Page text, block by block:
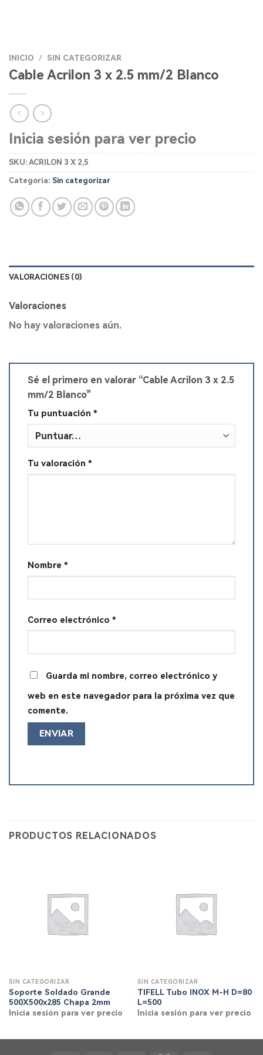
INICIO / SIN CATEGORIZAR
Cable Acrilon 3 x 2.5 mm/2 Blanco
Inicia sesión para ver precio
SKU: ACRILON 3 X 2,5
Categoría: Sin categorizar
VALORACIONES (0)
Valoraciones
No hay valoraciones aún.
Sé el primero en valorar “Cable Acrilon 3 x 2.5
mm/2 Blanco”
Tu puntuación *
Tu valoración *
Nombre *
Correo electrónico *
Guarda mi nombre, correo electrónico y
web en este navegador para la próxima vez que
comente.
PRODUCTOS RELACIONADOS
SIN CATEGORIZAR
Soporte Soldado Grande
500X500x285 Chapa 2mm
Inicia sesión para ver precio
SIN CATEGORIZAR
TIFELL Tubo INOX M-H D=80
L=500
Inicia sesión para ver precio